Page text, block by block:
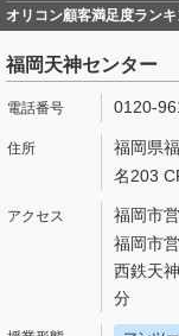
オリコン顧客満足度ラン
福岡天神センター
0120-
福岡県
名203
福岡市
福岡市
西鉄天
分